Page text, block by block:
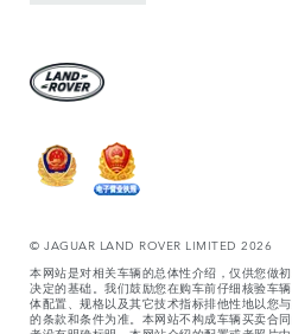
© JAGUAR LAND ROVER LIMITED 2026
本网站是对相关车辆的总体性介绍，仅供您做
决定的基础。我们鼓励您在购车前仔细核验车
体配置、规格以及其它技术指标排他性地以您
的条款和条件为准。本网站不构成车辆买卖合